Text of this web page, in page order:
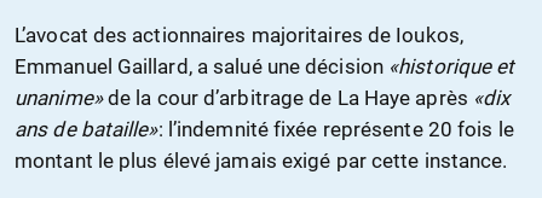
L’avocat des actionnaires majoritaires de Ioukos,
Emmanuel Gaillard, a salué une décision «historique et
unanime»de la cour d’arbitrage de La Haye après «dix
ans de bataille»: l’indemnité fixée représente 20 fois le
montant le plus élevé jamais exigé par cette instance.